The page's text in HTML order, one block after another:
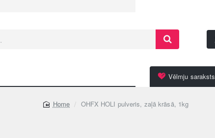
Vēlmju saraksts
home
OHFX HOLI pulveris, zaļā krāsā, 1kg